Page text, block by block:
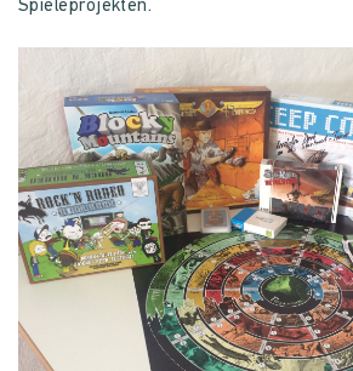
Spieleprojekten.